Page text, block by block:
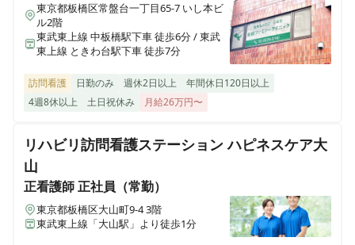
東京都板橋区常盤台一丁目65-7 いし本ビ
ル2階
東武東上線 中板橋駅下車 徒歩6分 / 東武
東上線 ときわ台駅下車 徒歩7分
訪問看護 日勤のみ 週休2日以上
年間休日120日以上
4週8休以上
土日祝休み 月給26万円〜
リハビリ訪問看護ステーション ハピネスケア大
山
正看護師正社員（常勤）
東京都板橋区大山町9-4 3階
東武東上線「大山駅」より徒歩1分